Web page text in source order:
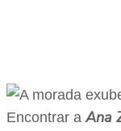
Encontrar aAna